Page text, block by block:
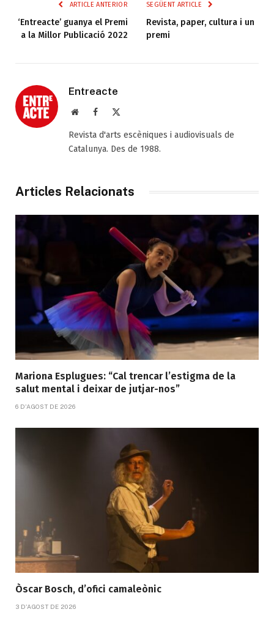
ARTICLE ANTERIOR
‘Entreacte’ guanya el Premi
a la Millor Publicació 2022
SEGÜENT ARTICLE
Revista, paper, cultura i un
premi
Entreacte
Web Facebook
Revista d'arts escèniques i audiovisuals de
Catalunya. Des de 1988.
Articles Relacionats
Mariona Esplugues: “Cal trencar l’estigma de la
salut mental i deixar de jutjar-nos”
6 D'AGOST DE 2026
Òscar Bosch, d’ofici camaleònic
3 D'AGOST DE 2026